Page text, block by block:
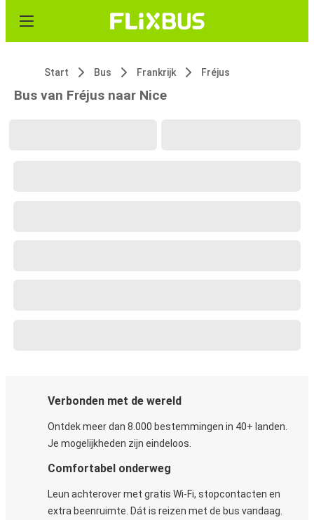
Start Bus Frankrijk Fréjus
Bus van Fréjus naar Nice
Verbonden met de wereld
Ontdek meer dan 8.000 bestemmingen in 40+ landen.
Je mogelijkheden zijn eindeloos.
Comfortabel onderweg
Leun achterover met gratis Wi-Fi, stopcontacten en
extra beenruimte. Dát is reizen met de bus vandaag.